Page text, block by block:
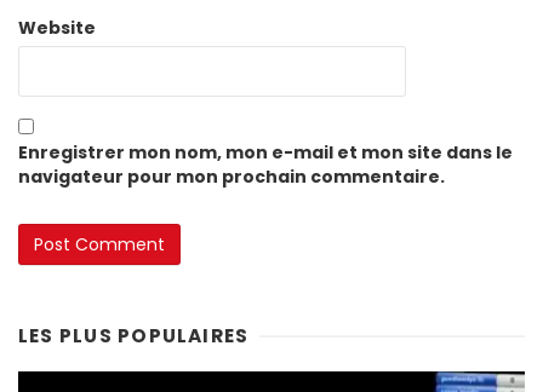
Website
Enregistrer mon nom, mon e-mail et mon site dans le
navigateur pour mon prochain commentaire.
LES PLUS POPULAIRES